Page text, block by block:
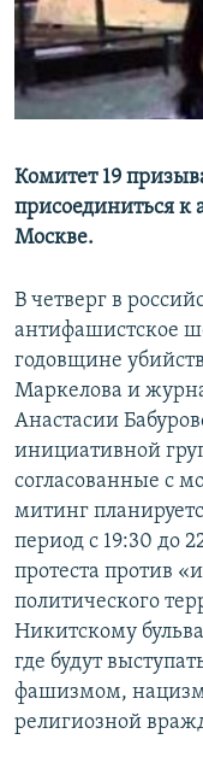
Комитет 19
присоединиться
Москве.
В четверг в
антифашистское
годовщине
Маркелова и
Анастасии
инициативной
согласованные с
митинг
период с 19:30 до
протеста против
политического
Никитскому
где будут
фашизмом,
религиозной